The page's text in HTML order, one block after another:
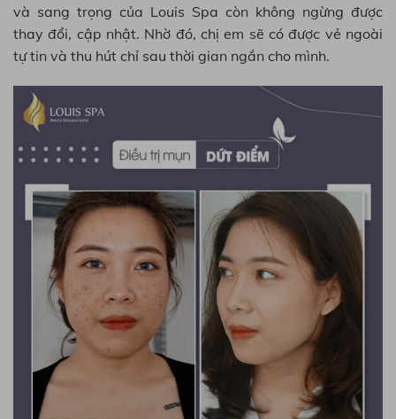
và sang trọng của Louis Spa còn không ngừng được
thay đổi, cập nhật. Nhờ đó, chị em sẽ có được vẻ ngoài
tự tin và thu hút chỉ sau thời gian ngắn cho mình.